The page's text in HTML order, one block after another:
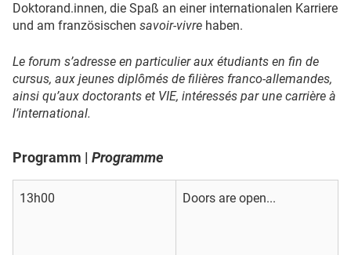
Doktorand.innen, die Spaß an einer internationalen Karriere
und am französischen savoir-vivre haben.
Le forum s’adresse en particulier aux étudiants en fin de
cursus, aux jeunes diplômés de filières franco-allemandes,
ainsi qu’aux doctorants et VIE, intéressés par une carrière à
l’international.
Programm | Programme
13h00 Doors are open...